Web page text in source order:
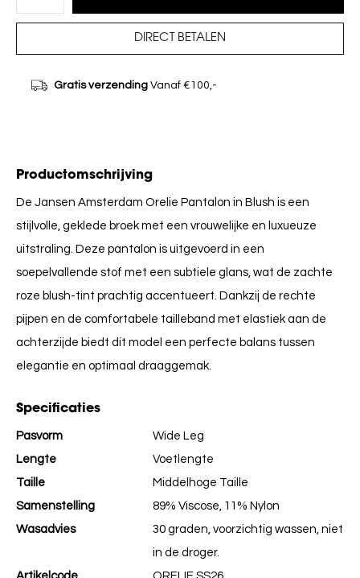
DIRECT BETALEN
Gratis verzendingVanaf €100,-
Productomschrijving
De Jansen Amsterdam Orelie Pantalon in Blush is een
stijlvolle, geklede broek met een vrouwelijke en luxueuze
uitstraling. Deze pantalon is uitgevoerd in een
soepelvallende stof met een subtiele glans, wat de zachte
roze blush-tint prachtig accentueert. Dankzij de rechte
pijpen en de comfortabele tailleband met elastiek aan de
achterzijde biedt dit model een perfecte balans tussen
elegantie en optimaal draaggemak.
Specificaties
Pasvorm
Wide Leg
Lengte
Voetlengte
Taille
Middelhoge Taille
Samenstelling
89% Viscose, 11% Nylon
Wasadvies
30 graden, voorzichtig wassen, niet
in de droger.